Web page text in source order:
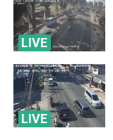
LIVE
LIVE